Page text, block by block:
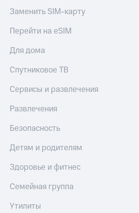
Заменить SIM-карту
Перейти на eSIM
Для дома
Спутниковое ТВ
Сервисы и развлечения
Развлечения
Безопасность
Детям и родителям
Здоровье и фитнес
Семейная группа
Утилиты